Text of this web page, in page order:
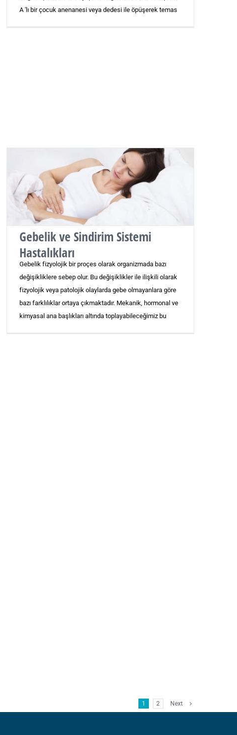
A 'lı bir çocuk anenanesi veya dedesi ile öpüşerek temas
Gebelik ve Sindirim Sistemi
Hastalıkları
Gebelik fizyolojik bir proçes olarak organizmada bazı
değişikliklere sebep olur. Bu değişiklikler ile ilişkili olarak
fizyolojik veya patolojik olaylarda gebe olmayanlara göre
bazı farklılıklar ortaya çıkmaktadır. Mekanik, hormonal ve
kimyasal ana başlıkları altında toplayabileceğimiz bu
1 2 Next